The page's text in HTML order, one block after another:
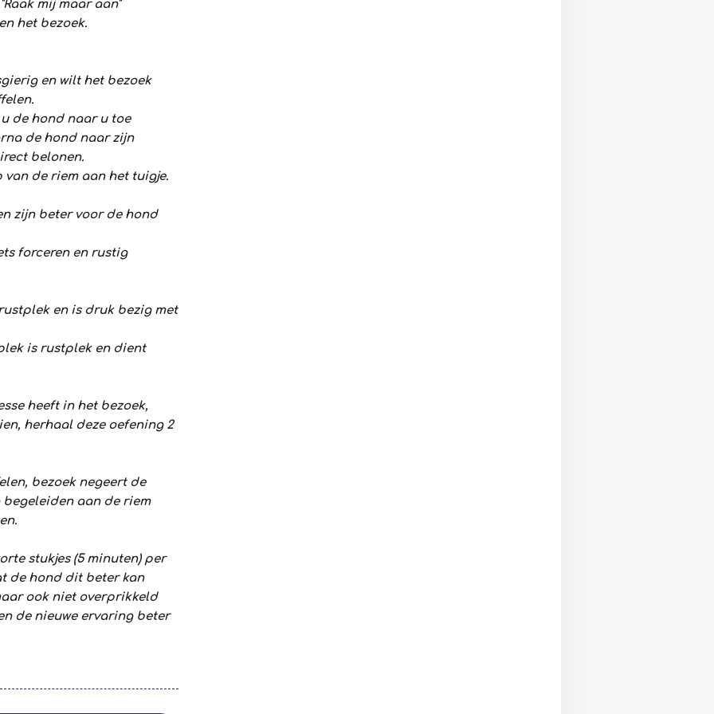
mij maar aan"
het bezoek.
en wilt het bezoek
de hond naar u toe
de hond naar zijn
belonen.
de riem aan het tuigje.
zijn beter voor de hond
forceren en rustig
en is druk bezig met
is rustplek en dient
heeft in het bezoek,
herhaal deze oefening 2
bezoek negeert de
aan de riem
stukjes (5 minuten) per
de hond dit beter kan
ook niet overprikkeld
de nieuwe ervaring beter